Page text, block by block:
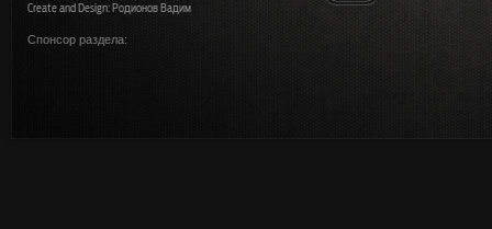
Create and Design: Родионов Вадим
Спонсор раздела: